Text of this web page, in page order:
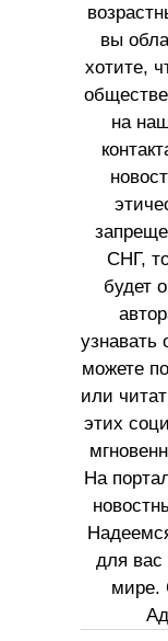
вы
хотите,
на
СНГ,
будет
узнавать
можете
или
этих
На
для
мире.